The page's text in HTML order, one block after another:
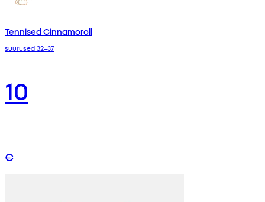
Tennised Cinnamoroll
suurused 32–37
10
€